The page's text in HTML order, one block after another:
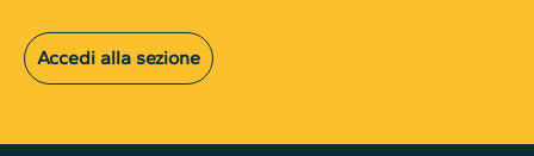
Accedi alla sezione